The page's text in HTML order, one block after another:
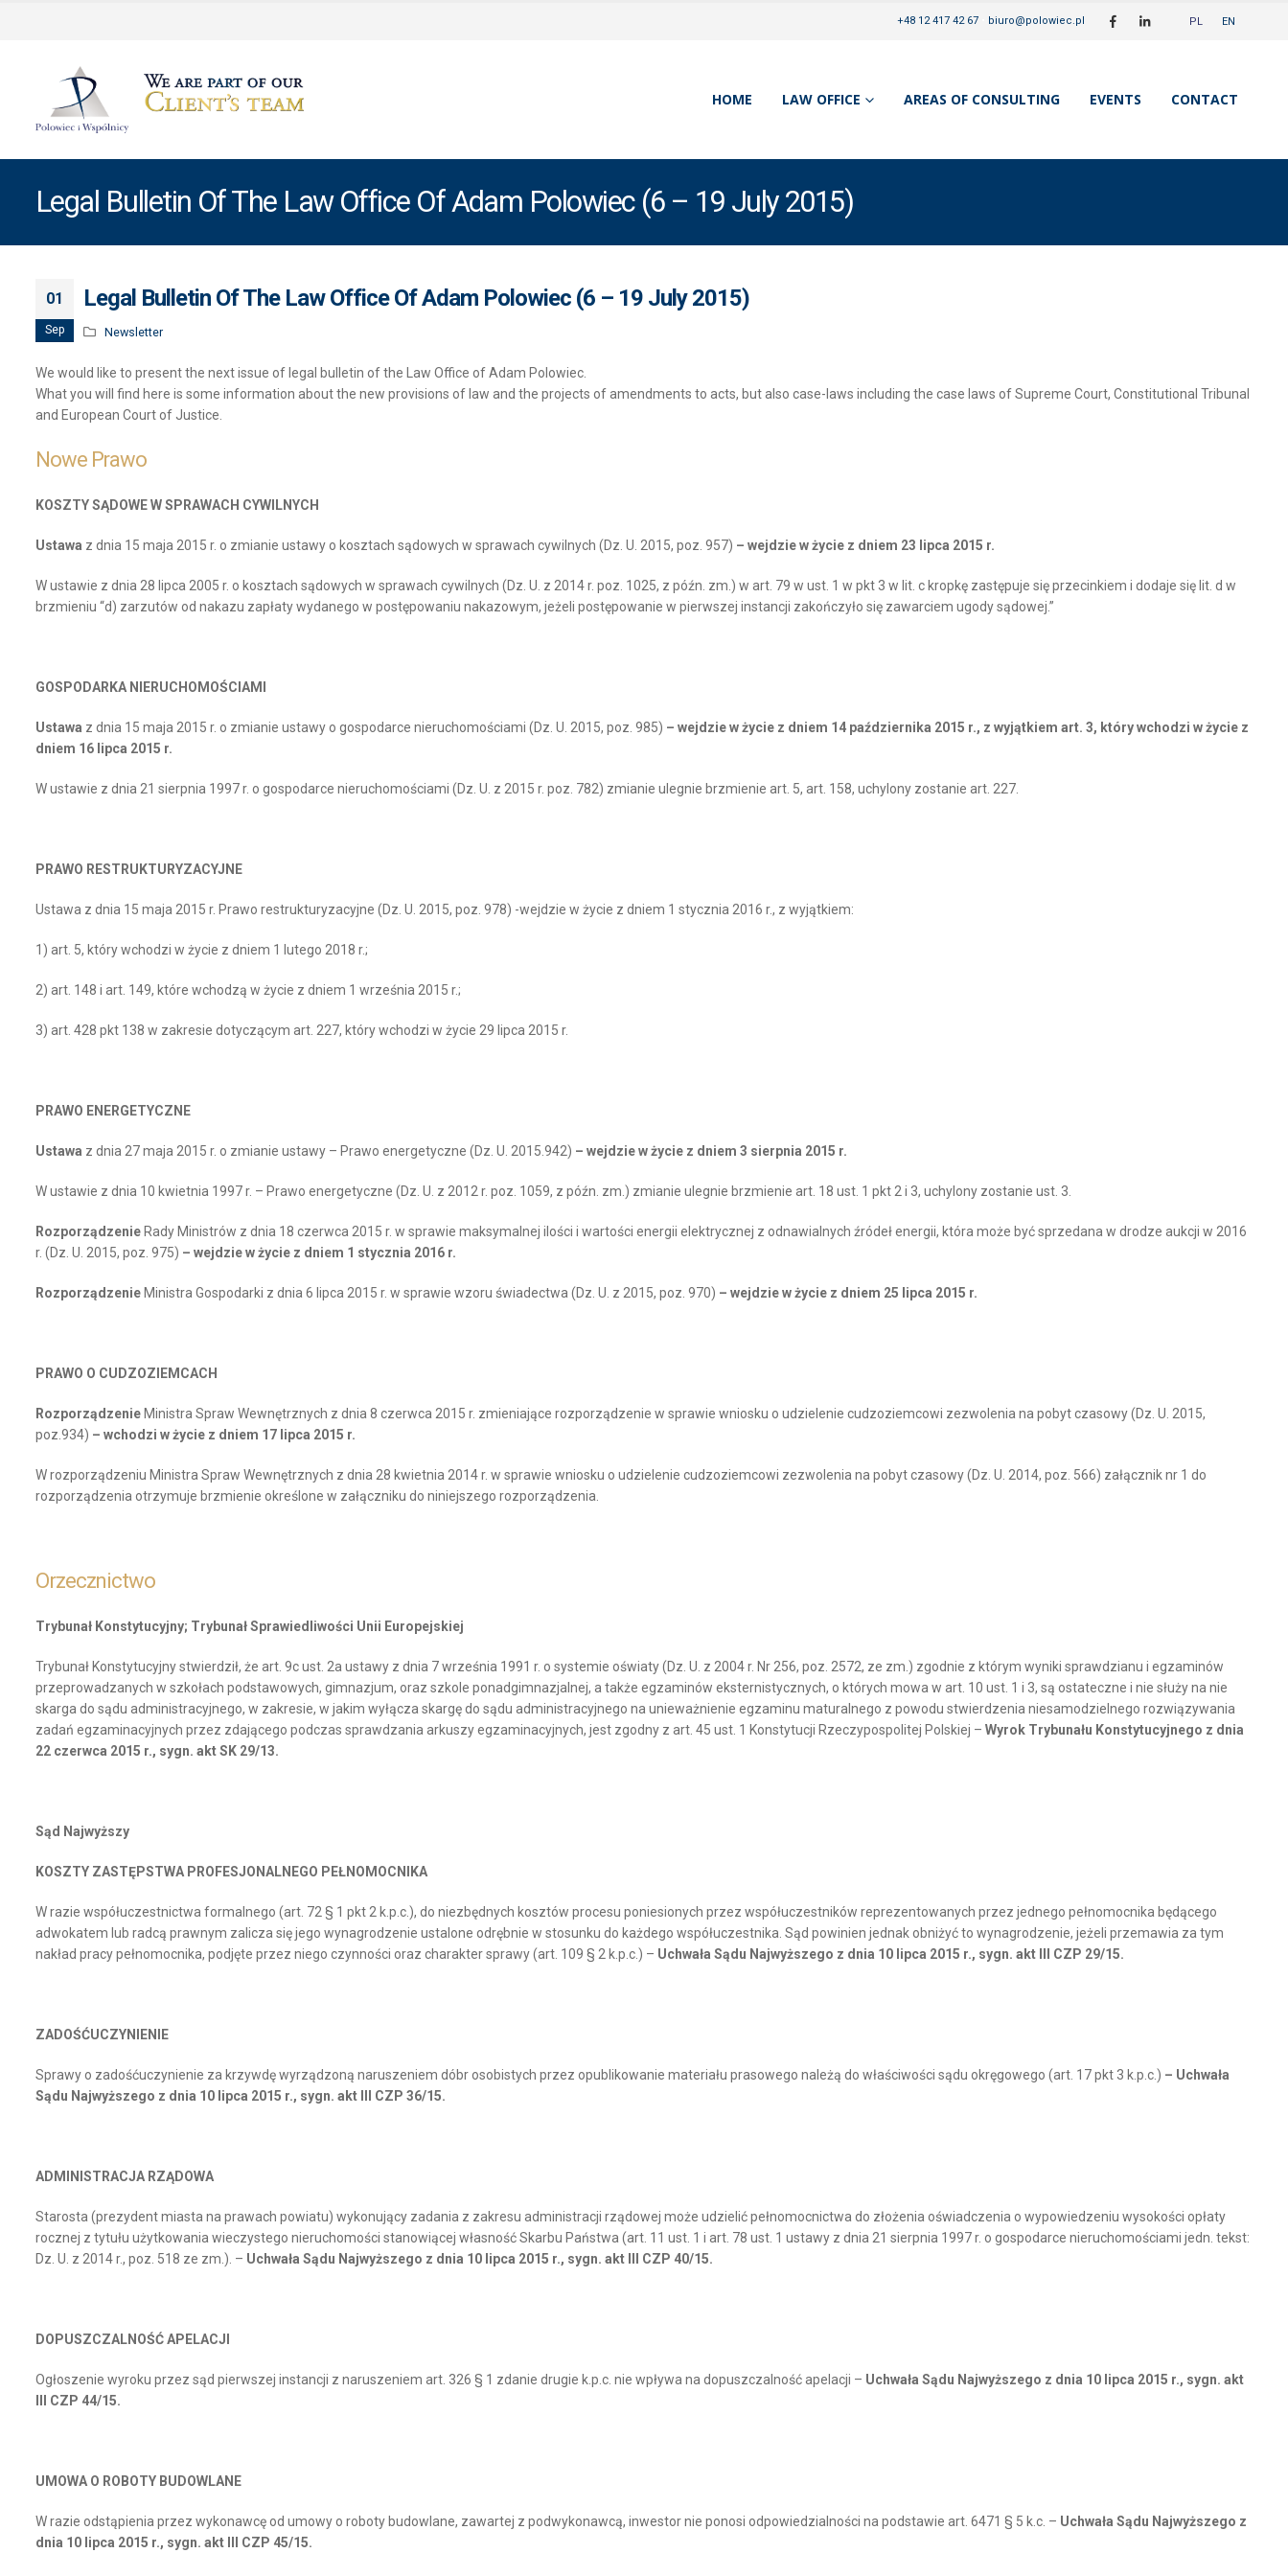
+48 12 417 42 67 biuro@polowiec.pl PL EN
HOME LAW OFFICE AREAS OF CONSULTING EVENTS CONTACT
Legal Bulletin Of The Law Office Of Adam Polowiec (6 – 19 July 2015)
01
Sep
Legal Bulletin Of The Law Office Of Adam Polowiec (6 – 19 July 2015)
Newsletter
We would like to present the next issue of legal bulletin of the Law Office of Adam Polowiec.
What you will find here is some information about the new provisions of law and the projects of amendments to acts, but also case-laws including the case laws of Supreme Court, Constitutional Tribunal
and European Court of Justice.
Nowe Prawo
KOSZTY SĄDOWE W SPRAWACH CYWILNYCH
Ustawa z dnia 15 maja 2015 r. o zmianie ustawy o kosztach sądowych w sprawach cywilnych (Dz. U. 2015, poz. 957) – wejdzie w życie z dniem 23 lipca 2015 r.
W ustawie z dnia 28 lipca 2005 r. o kosztach sądowych w sprawach cywilnych (Dz. U. z 2014 r. poz. 1025, z późn. zm.) w art. 79 w ust. 1 w pkt 3 w lit. c kropkę zastępuje się przecinkiem i dodaje się lit. d w
brzmieniu “d) zarzutów od nakazu zapłaty wydanego w postępowaniu nakazowym, jeżeli postępowanie w pierwszej instancji zakończyło się zawarciem ugody sądowej.”
GOSPODARKA NIERUCHOMOŚCIAMI
Ustawa z dnia 15 maja 2015 r. o zmianie ustawy o gospodarce nieruchomościami (Dz. U. 2015, poz. 985) – wejdzie w życie z dniem 14 października 2015 r., z wyjątkiem art. 3, który wchodzi w życie z
dniem 16 lipca 2015 r.
W ustawie z dnia 21 sierpnia 1997 r. o gospodarce nieruchomościami (Dz. U. z 2015 r. poz. 782) zmianie ulegnie brzmienie art. 5, art. 158, uchylony zostanie art. 227.
PRAWO RESTRUKTURYZACYJNE
Ustawa z dnia 15 maja 2015 r. Prawo restrukturyzacyjne (Dz. U. 2015, poz. 978) -wejdzie w życie z dniem 1 stycznia 2016 r., z wyjątkiem:
1) art. 5, który wchodzi w życie z dniem 1 lutego 2018 r.;
2) art. 148 i art. 149, które wchodzą w życie z dniem 1 września 2015 r.;
3) art. 428 pkt 138 w zakresie dotyczącym art. 227, który wchodzi w życie 29 lipca 2015 r.
PRAWO ENERGETYCZNE
Ustawa z dnia 27 maja 2015 r. o zmianie ustawy – Prawo energetyczne (Dz. U. 2015.942) – wejdzie w życie z dniem 3 sierpnia 2015 r.
W ustawie z dnia 10 kwietnia 1997 r. – Prawo energetyczne (Dz. U. z 2012 r. poz. 1059, z późn. zm.) zmianie ulegnie brzmienie art. 18 ust. 1 pkt 2 i 3, uchylony zostanie ust. 3.
Rozporządzenie Rady Ministrów z dnia 18 czerwca 2015 r. w sprawie maksymalnej ilości i wartości energii elektrycznej z odnawialnych źródeł energii, która może być sprzedana w drodze aukcji w 2016
r. (Dz. U. 2015, poz. 975) – wejdzie w życie z dniem 1 stycznia 2016 r.
Rozporządzenie Ministra Gospodarki z dnia 6 lipca 2015 r. w sprawie wzoru świadectwa (Dz. U. z 2015, poz. 970) – wejdzie w życie z dniem 25 lipca 2015 r.
PRAWO O CUDZOZIEMCACH
Rozporządzenie Ministra Spraw Wewnętrznych z dnia 8 czerwca 2015 r. zmieniające rozporządzenie w sprawie wniosku o udzielenie cudzoziemcowi zezwolenia na pobyt czasowy (Dz. U. 2015,
poz.934) – wchodzi w życie z dniem 17 lipca 2015 r.
W rozporządzeniu Ministra Spraw Wewnętrznych z dnia 28 kwietnia 2014 r. w sprawie wniosku o udzielenie cudzoziemcowi zezwolenia na pobyt czasowy (Dz. U. 2014, poz. 566) załącznik nr 1 do
rozporządzenia otrzymuje brzmienie określone w załączniku do niniejszego rozporządzenia.
Orzecznictwo
Trybunał Konstytucyjny; Trybunał Sprawiedliwości Unii Europejskiej
Trybunał Konstytucyjny stwierdził, że art. 9c ust. 2a ustawy z dnia 7 września 1991 r. o systemie oświaty (Dz. U. z 2004 r. Nr 256, poz. 2572, ze zm.) zgodnie z którym wyniki sprawdzianu i egzaminów
przeprowadzanych w szkołach podstawowych, gimnazjum, oraz szkole ponadgimnazjalnej, a także egzaminów eksternistycznych, o których mowa w art. 10 ust. 1 i 3, są ostateczne i nie służy na nie
skarga do sądu administracyjnego, w zakresie, w jakim wyłącza skargę do sądu administracyjnego na unieważnienie egzaminu maturalnego z powodu stwierdzenia niesamodzielnego rozwiązywania
zadań egzaminacyjnych przez zdającego podczas sprawdzania arkuszy egzaminacyjnych, jest zgodny z art. 45 ust. 1 Konstytucji Rzeczypospolitej Polskiej – Wyrok Trybunału Konstytucyjnego z dnia
22 czerwca 2015 r., sygn. akt SK 29/13.
Sąd Najwyższy
KOSZTY ZASTĘPSTWA PROFESJONALNEGO PEŁNOMOCNIKA
W razie współuczestnictwa formalnego (art. 72 § 1 pkt 2 k.p.c.), do niezbędnych kosztów procesu poniesionych przez współuczestników reprezentowanych przez jednego pełnomocnika będącego
adwokatem lub radcą prawnym zalicza się jego wynagrodzenie ustalone odrębnie w stosunku do każdego współuczestnika. Sąd powinien jednak obniżyć to wynagrodzenie, jeżeli przemawia za tym
nakład pracy pełnomocnika, podjęte przez niego czynności oraz charakter sprawy (art. 109 § 2 k.p.c.) – Uchwała Sądu Najwyższego z dnia 10 lipca 2015 r., sygn. akt III CZP 29/15.
ZADOŚĆUCZYNIENIE
Sprawy o zadośćuczynienie za krzywdę wyrządzoną naruszeniem dóbr osobistych przez opublikowanie materiału prasowego należą do właściwości sądu okręgowego (art. 17 pkt 3 k.p.c.) – Uchwała
Sądu Najwyższego z dnia 10 lipca 2015 r., sygn. akt III CZP 36/15.
ADMINISTRACJA RZĄDOWA
Starosta (prezydent miasta na prawach powiatu) wykonujący zadania z zakresu administracji rządowej może udzielić pełnomocnictwa do złożenia oświadczenia o wypowiedzeniu wysokości opłaty
rocznej z tytułu użytkowania wieczystego nieruchomości stanowiącej własność Skarbu Państwa (art. 11 ust. 1 i art. 78 ust. 1 ustawy z dnia 21 sierpnia 1997 r. o gospodarce nieruchomościami jedn. tekst:
Dz. U. z 2014 r., poz. 518 ze zm.). – Uchwała Sądu Najwyższego z dnia 10 lipca 2015 r., sygn. akt III CZP 40/15.
DOPUSZCZALNOŚĆ APELACJI
Ogłoszenie wyroku przez sąd pierwszej instancji z naruszeniem art. 326 § 1 zdanie drugie k.p.c. nie wpływa na dopuszczalność apelacji – Uchwała Sądu Najwyższego z dnia 10 lipca 2015 r., sygn. akt
III CZP 44/15.
UMOWA O ROBOTY BUDOWLANE
W razie odstąpienia przez wykonawcę od umowy o roboty budowlane, zawartej z podwykonawcą, inwestor nie ponosi odpowiedzialności na podstawie art. 6471 § 5 k.c. – Uchwała Sądu Najwyższego z
dnia 10 lipca 2015 r., sygn. akt III CZP 45/15.